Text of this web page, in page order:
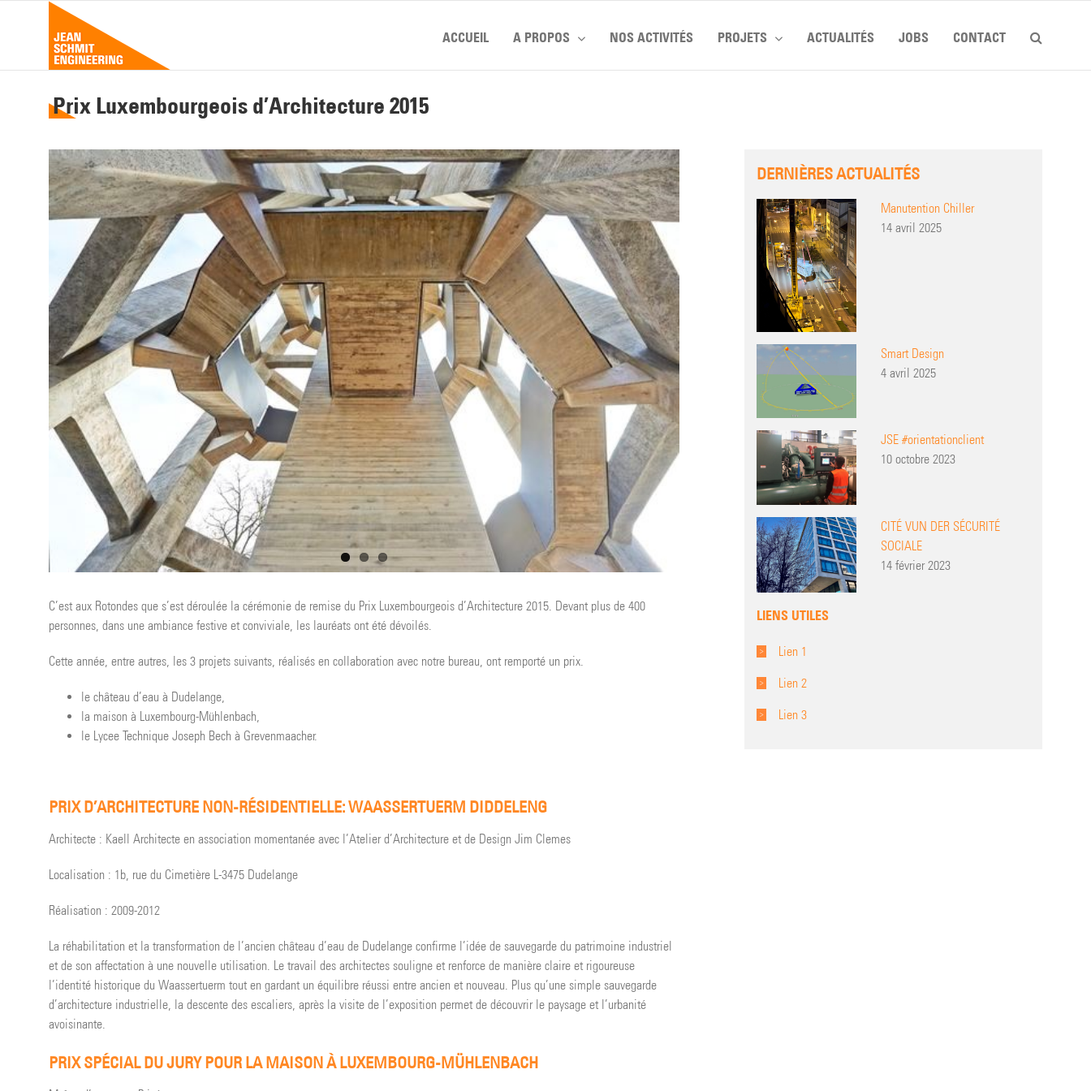
ACCUEIL A PROPOS NOS ACTIVITÉS PROJETS ACTUALITÉS JOBS CONTACT
Prix Luxembourgeois d’Architecture 2015
Voir
l'image
agrandie
C’est aux Rotondes que s’est déroulée la cérémonie de remise du Prix Luxembourgeois d’Architecture 2015. Devant plus de 400
personnes, dans une ambiance festive et conviviale, les lauréats ont été dévoilés.
Cette année, entre autres, les 3 projets suivants, réalisés en collaboration avec notre bureau, ont remporté un prix.
le château d’eau à Dudelange,
la maison à Luxembourg-Mühlenbach,
le Lycee Technique Joseph Bech à Grevenmaacher.
PRIX D’ARCHITECTURE NON-RÉSIDENTIELLE: WAASSERTUERM DIDDELENG
Architecte : Kaell Architecte en association momentanée avec l’Atelier d’Architecture et de Design Jim Clemes
Localisation : 1b, rue du Cimetière L-3475 Dudelange
Réalisation : 2009-2012
La réhabilitation et la transformation de l’ancien château d’eau de Dudelange confirme l’idée de sauvegarde du patrimoine industriel
et de son affectation à une nouvelle utilisation. Le travail des architectes souligne et renforce de manière claire et rigoureuse
l’identité historique du Waassertuerm tout en gardant un équilibre réussi entre ancien et nouveau. Plus qu’une simple sauvegarde
d’architecture industrielle, la descente des escaliers, après la visite de l’exposition permet de découvrir le paysage et l’urbanité
avoisinante.
PRIX SPÉCIAL DU JURY POUR LA MAISON À LUXEMBOURG-MÜHLENBACH
DERNIÈRES ACTUALITÉS
Manutention Chiller
14 avril 2025
Smart Design
4 avril 2025
JSE #orientationclient
10 octobre 2023
CITÉ VUN DER SÉCURITÉ
SOCIALE
14 février 2023
LIENS UTILES
Lien 1
Lien 2
Lien 3